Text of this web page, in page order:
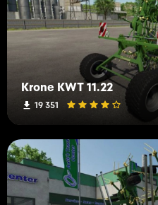
Krone KWT 11.22
19 351